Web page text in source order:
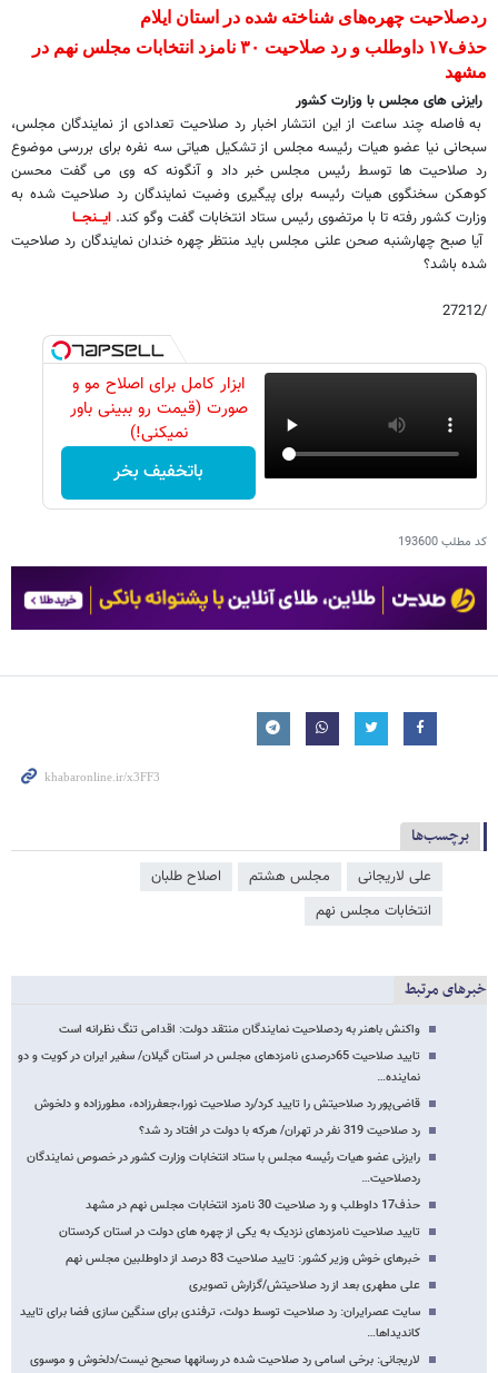
ردصلاحیت چهره‌های شناخته شده در استان ایلام
حذف۱۷ داوطلب و رد صلاحیت ۳۰ نامزد انتخابات مجلس نهم در
مشهد
رایزنی های مجلس با وزارت کشور
به فاصله چند ساعت از این انتشار اخبار رد صلاحیت تعدادی از نمایندگان مجلس،
سبحانی نیا عضو هیات رئیسه مجلس از تشکیل هیاتی سه نفره برای بررسی موضوع
رد صلاحیت ها توسط رئیس مجلس خبر داد و آنگونه که وی می گفت محسن
کوهکن سخنگوی هیات رئیسه برای پیگیری وضیت نمایندگان رد صلاحیت شده به
وزارت کشور رفته تا با مرتضوی رئیس ستاد انتخابات گفت وگو کند. ایـــنجـــا
آیا صبح چهارشنبه صحن علنی مجلس باید منتظر چهره خندان نمایندگان رد صلاحیت
شده باشد؟
/27212
ابزار کامل برای اصلاح مو و
صورت (قیمت رو ببینی باور
نمیکنی!)
باتخفیف بخر
کد مطلب193600
برچسب‌ها
علی لاریجانی مجلس هشتم
اصلاح طلبان
انتخابات مجلس نهم
خبرهای مرتبط
واکنش باهنر به ردصلاحیت نمایندگان منتقد دولت: اقدامی تنگ نظرانه است
تایید صلاحیت 65درصدی نامزدهای مجلس در استان گیلان/ سفیر ایران در کویت و دو
نماینده…
قاضی‌پور رد صلاحیتش را تایید کرد/رد صلاحیت نورا،جعفرزاده، مطورزاده و دلخوش
رد صلاحیت 319 نفر در تهران/ هرکه با دولت در افتاد رد شد؟
رایزنی عضو هیات رئیسه مجلس با ستاد انتخابات وزارت کشور در خصوص نمایندگان
ردصلاحیت…
حذف17 داوطلب و رد صلاحیت 30 نامزد انتخابات مجلس نهم در مشهد
تایید صلاحیت نامزدهای نزدیک به یکی از چهره های دولت در استان کردستان
خبرهای خوش وزیر کشور: تایید صلاحیت 83 درصد از داوطلبین مجلس نهم
علی مطهری بعد از رد صلاحیتش/گزارش تصویری
سایت عصرایران: رد صلاحیت توسط دولت، ترفندی برای سنگین سازی فضا برای تایید
کاندیداها…
لاریجانی: برخی اسامی رد صلاحیت شده در رسانه​ها صحیح نیست/دلخوش و موسوی